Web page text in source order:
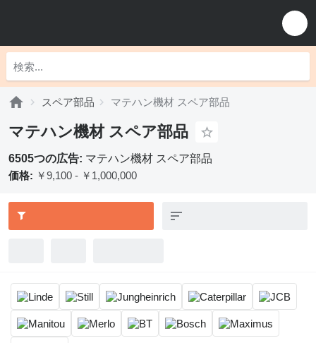
スペア部品 マテハン機材 スペア部品
マテハン機材 スペア部品
6505つの広告: マテハン機材 スペア部品
価格: ￥9,100 - ￥1,000,000